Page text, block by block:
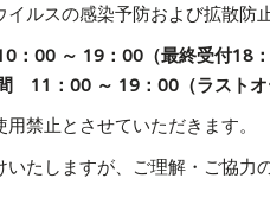
ルスの感染予防および拡散防
00 ～ 19：00（最終受付18：
11：00 ～ 19：00（ラストオ
禁止とさせていただきます。
たしますが、ご理解・ご協力